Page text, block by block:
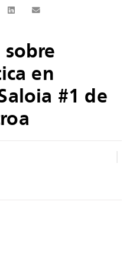
sobre
en
#1 de